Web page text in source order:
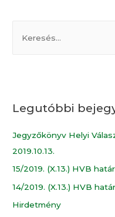
Legutóbbi
Jegyzőkönyv Helyi
2019.10.13.
15/2019. (X.13.) HVB
14/2019. (X.13.) HVB
Hirdetmény